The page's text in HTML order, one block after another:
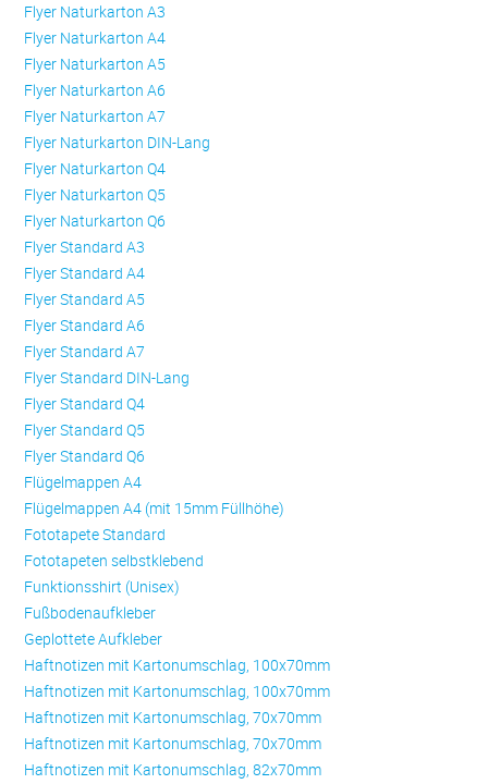
Flyer Naturkarton A3
Flyer Naturkarton A4
Flyer Naturkarton A5
Flyer Naturkarton A6
Flyer Naturkarton A7
Flyer Naturkarton DIN-Lang
Flyer Naturkarton Q4
Flyer Naturkarton Q5
Flyer Naturkarton Q6
Flyer Standard A3
Flyer Standard A4
Flyer Standard A5
Flyer Standard A6
Flyer Standard A7
Flyer Standard DIN-Lang
Flyer Standard Q4
Flyer Standard Q5
Flyer Standard Q6
Flügelmappen A4
Flügelmappen A4 (mit 15mm Füllhöhe)
Fototapete Standard
Fototapeten selbstklebend
Funktionsshirt (Unisex)
Fußbodenaufkleber
Geplottete Aufkleber
Haftnotizen mit Kartonumschlag, 100x70mm
Haftnotizen mit Kartonumschlag, 100x70mm
Haftnotizen mit Kartonumschlag, 70x70mm
Haftnotizen mit Kartonumschlag, 70x70mm
Haftnotizen mit Kartonumschlag, 82x70mm